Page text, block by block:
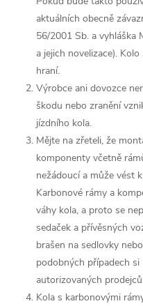
aktuálních obecně
56/2001 Sb. a vyhláška
a jejich novelizace).
hraní.
Výrobce ani dovozce
škodu nebo zranění
jízdního kola.
Mějte na zřeteli, že
komponenty včetně
nežádoucí a může vést
Karbonové rámy a
váhy kola, a proto se
sedaček a přívěsných
brašen na sedlovky
podobných případech
autorizovaných
Kola s karbonovými